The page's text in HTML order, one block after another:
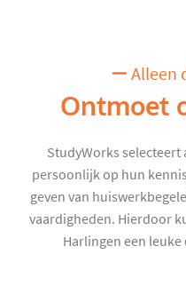
Alleen
Ontmoet
StudyWorks selecteert
persoonlijk op hun
geven van
vaardigheden. Hierdoor
Harlingen een